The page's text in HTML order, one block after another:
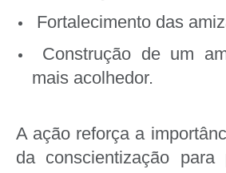
Fortalecimento das
Construção de um
mais acolhedor.
A ação reforça a
da conscientização para